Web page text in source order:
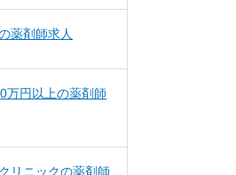
薬剤師求人
万円以上の薬剤師
リニックの薬剤師